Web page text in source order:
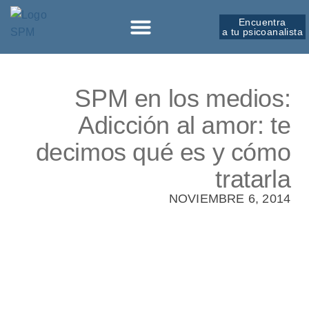
Encuentra
a tu psicoanalista
SPM en los medios:
Adicción al amor: te
decimos qué es y cómo
tratarla
NOVIEMBRE 6, 2014